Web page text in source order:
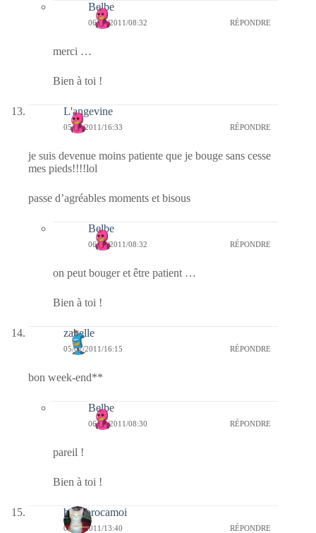
Belbe
06/02/2011/08:32 RÉPONDRE
merci …
Bien à toi !
L'angevine
05/02/2011/16:33 RÉPONDRE
je suis devenue moins patiente que je bouge sans cesse
mes pieds!!!!lol
passe d’agréables moments et bisous
Belbe
06/02/2011/08:32 RÉPONDRE
on peut bouger et être patient …
Bien à toi !
zabelle
05/02/2011/16:15 RÉPONDRE
bon week-end**
Belbe
06/02/2011/08:30 RÉPONDRE
pareil !
Bien à toi !
bricabrocamoi
05/02/2011/13:40 RÉPONDRE